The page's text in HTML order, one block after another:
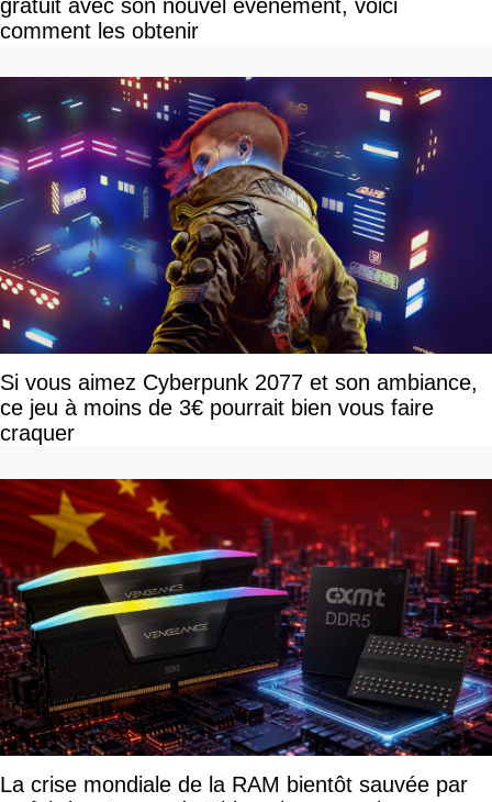
gratuit avec son nouvel événement, voici
comment les obtenir
Si vous aimez Cyberpunk 2077 et son ambiance,
ce jeu à moins de 3€ pourrait bien vous faire
craquer
La crise mondiale de la RAM bientôt sauvée par